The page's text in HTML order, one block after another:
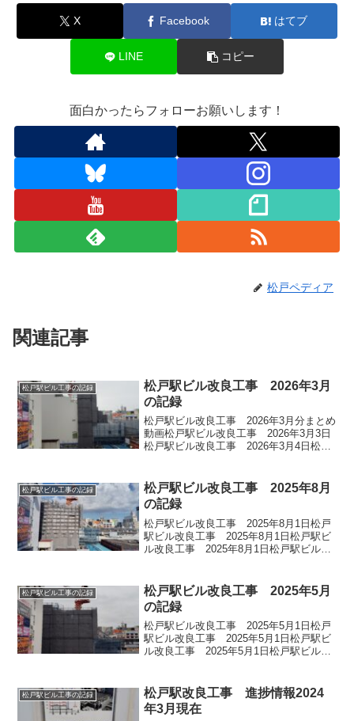
X Facebook はてブ
LINE コピー
面白かったらフォローお願いします！
松戸ペディア
関連記事
松戸駅ビル工事の記録
松戸駅ビル改良工事 2026年3月
の記録
松戸駅ビル改良工事 2026年3月分まとめ
動画松戸駅ビル改良工事 2026年3月3日
松戸駅ビル改良工事 2026年3月4日松戸
良工事 2026年3月10日松...
松戸駅ビル工事の記録
松戸駅ビル改良工事 2025年8月
の記録
松戸駅ビル改良工事 2025年8月1日松戸
駅ビル改良工事 2025年8月1日松戸駅ビ
ル改良工事 2025年8月1日松戸駅ビル改
2025年8月5日松戸駅ビル改...
松戸駅ビル工事の記録
松戸駅ビル改良工事 2025年5月
の記録
松戸駅ビル改良工事 2025年5月1日松戸
駅ビル改良工事 2025年5月1日松戸駅ビ
ル改良工事 2025年5月1日松戸駅ビル改
2025年5月2日松戸駅ビル改...
松戸駅ビル工事の記録
松戸駅改良工事 進捗情報2024
年3月現在